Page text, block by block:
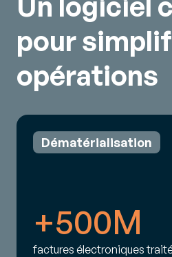
pour
opérations
Dématérialisation
+500M
factures électroniques